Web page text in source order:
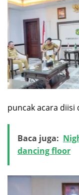
puncak acara diisi
Baca juga:
dancing floor